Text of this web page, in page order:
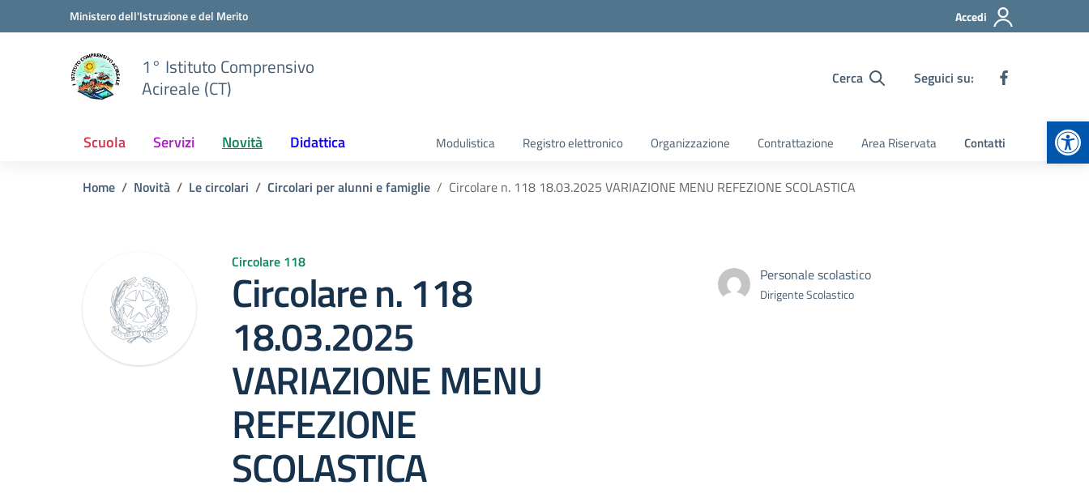
Vai ai contenuti
Vai al menu di navigazioneMinistero dell'Istruzione e del Merito Accedi
1° Istituto Comprensivo
Acireale (CT)
Cerca Seguici su:
Scuola Servizi Novità Didattica Modulistica Registro elettronico Organizzazione Contrattazione Area Riservata Contatti
Home Novità Le circolari Circolari per alunni e famiglie Circolare n. 118 18.03.2025 VARIAZIONE MENU REFEZIONE SCOLASTICA
Circolare 118
Circolare n. 118
18.03.2025
VARIAZIONE MENU
REFEZIONE
SCOLASTICA
Personale scolastico
Dirigente Scolastico